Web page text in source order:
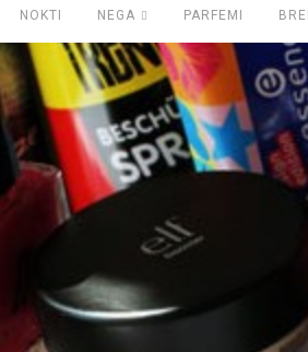
NOKTI NEGA PARFEMI